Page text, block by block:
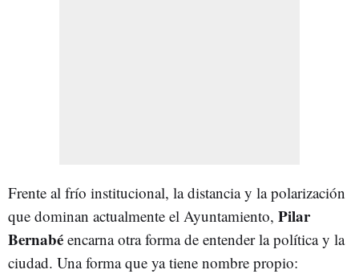
Frente al frío institucional, la distancia y la polarización
que dominan actualmente el Ayuntamiento, Pilar
Bernabé encarna otra forma de entender la política y la
ciudad. Una forma que ya tiene nombre propio: